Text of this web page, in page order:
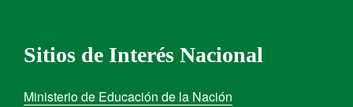
Sitios de Interés Nacional
Ministerio de Educación de la Nación